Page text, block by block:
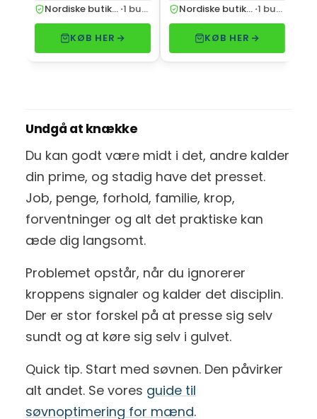
Nordiske butikker · 1 butik
KØB HER
Nordiske butikker · 1 butik
KØB HER
Undgå at knække
Du kan godt være midt i det, andre kalder
din prime, og stadig have det presset.
Job, penge, forhold, familie, krop,
forventninger og alt det praktiske kan
æde dig langsomt.
Problemet opstår, når du ignorerer
kroppens signaler og kalder det disciplin.
Der er stor forskel på at presse sig selv
sundt og at køre sig selv i gulvet.
Quick tip. Start med søvnen. Den påvirker
alt andet. Se vores guide til
søvnoptimering for mænd.